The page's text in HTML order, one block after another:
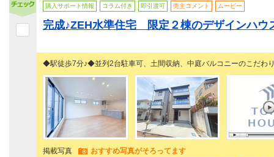
購入サポート情報 コラム付き 即引渡可 売主コメント ムービー
完成♪ZEH水準住宅 限定２棟のデザインハウ
◆駅徒歩7分♪◆並列2台駐車可、土間収納、中庭バルコニーのこだわ
掲載写真 おすすめ写真がそろってます